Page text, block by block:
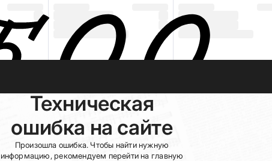
Техническая
ошибка на сайте
Произошла ошибка. Чтобы найти нужную
информацию, рекомендуем перейти на главную